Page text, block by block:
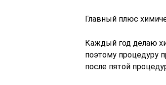
Главный плюс
Каждый год делаю
поэтому процедуру
после пятой